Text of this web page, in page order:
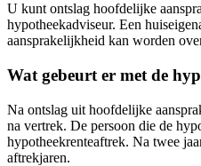
U kunt ontslag hoofdelijke
hypotheekadviseur. Een
aansprakelijkheid kan worden
Wat gebeurt er met de
Na ontslag uit hoofdelijke
na vertrek. De persoon die de
hypotheekrenteaftrek. Na twee
aftrekjaren.